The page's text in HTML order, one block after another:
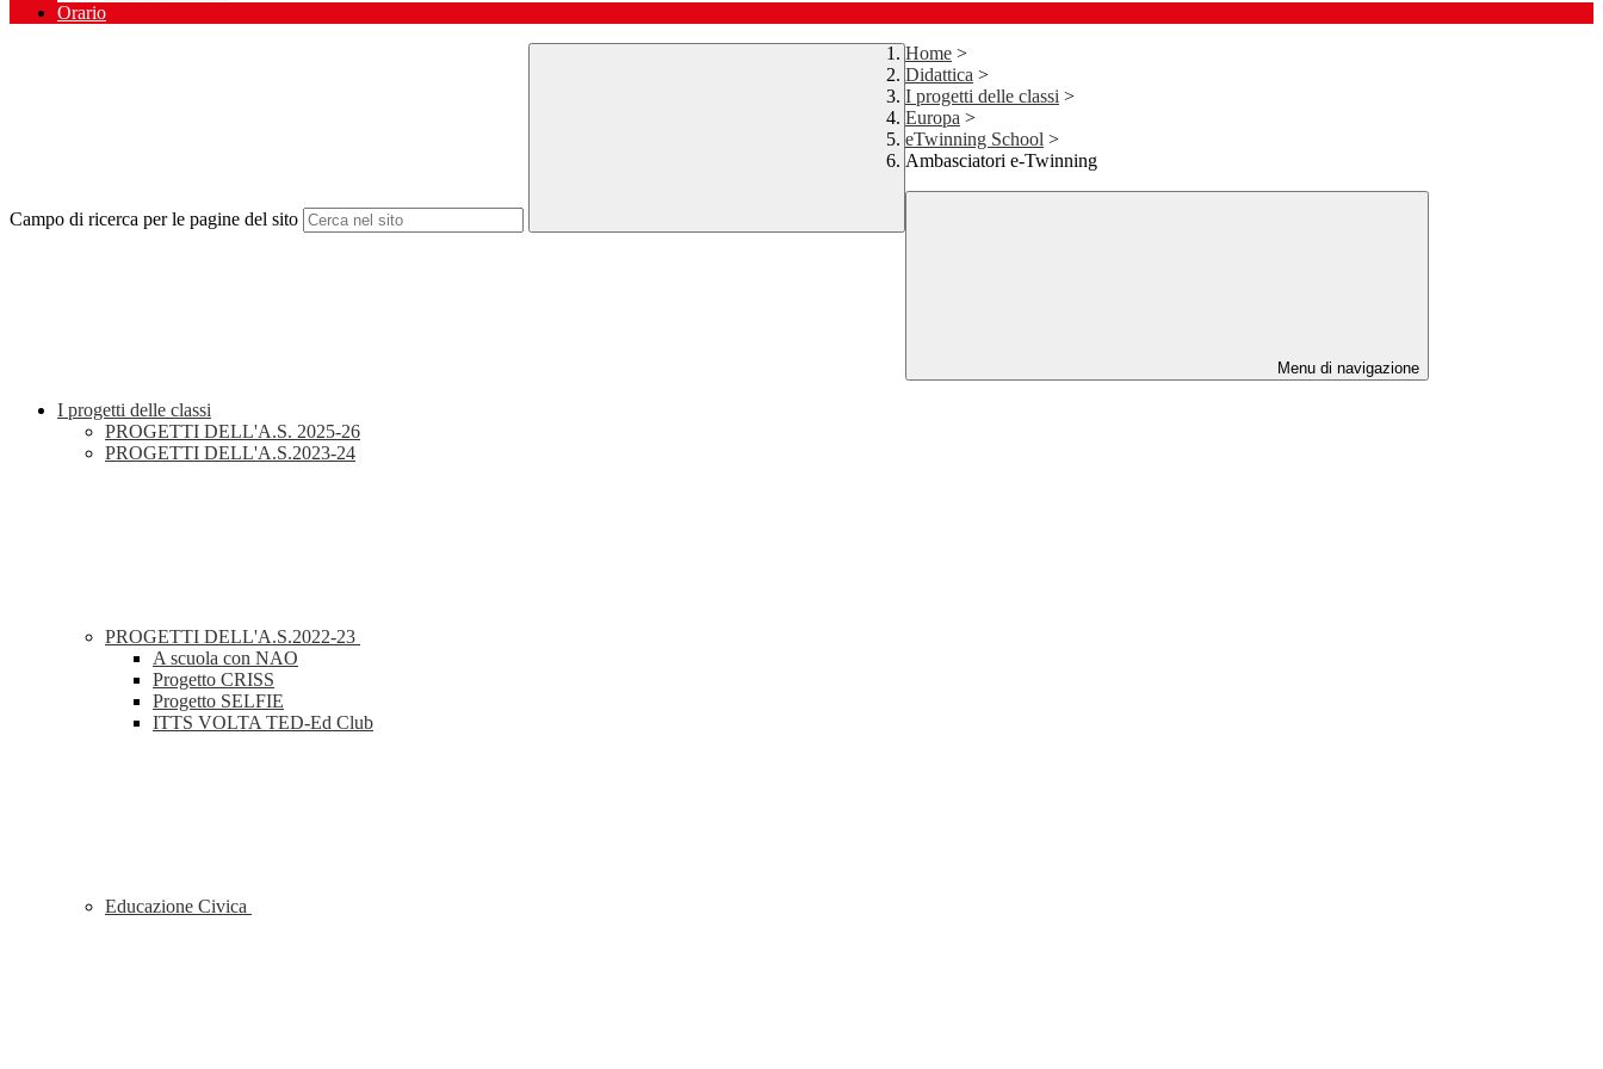
Orario
Campo di ricerca per le pagine del sito
Home >
Didattica >
I progetti delle classi >
Europa >
eTwinning School >
Ambasciatori e-Twinning
Menu di navigazione
I progetti delle classi
PROGETTI DELL'A.S. 2025-26
PROGETTI DELL'A.S.2023-24
PROGETTI DELL'A.S.2022-23
A scuola con NAO
Progetto CRISS
Progetto SELFIE
ITTS VOLTA TED-Ed Club
Educazione Civica